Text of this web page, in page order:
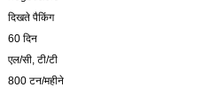
दिखते पैकिंग
60 दिन
एल/सी, टी/टी
800 टन/महीने